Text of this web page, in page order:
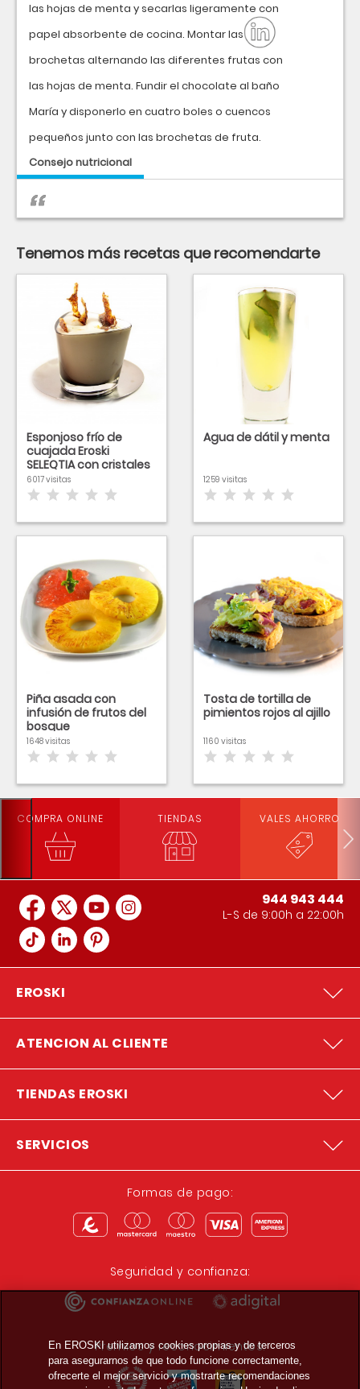
las hojas de menta y secarlas ligeramente con
papel absorbente de cocina. Montar las
brochetas alternando las diferentes frutas con
las hojas de menta. Fundir el chocolate al baño
María y disponerlo en cuatro boles o cuencos
pequeños junto con las brochetas de fruta.
Consejo nutricional
Tenemos más recetas que recomendarte
Esponjoso frío de
cuajada Eroski
SELEQTIA con cristales
de miel
6017 visitas
Agua de dátil y menta
1259 visitas
Piña asada con
infusión de frutos del
bosque
1648 visitas
Tosta de tortilla de
pimientos rojos al ajillo
1160 visitas
COMPRA ONLINE TIENDAS VALES AHORRO
944 943 444
L-S de 9:00h a 22:00h
EROSKI
ATENCION AL CLIENTE
TIENDAS EROSKI
SERVICIOS
Formas de pago:
Seguridad y confianza:
Premios y reconocimientos:
En EROSKI utilizamos cookies propias y de terceros
para asegurarnos de que todo funcione correctamente,
ofrecerte el mejor servicio y mostrarte recomendaciones